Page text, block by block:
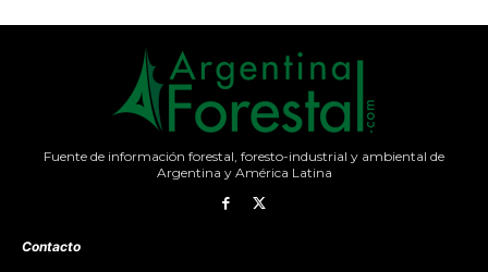
Fuente de información forestal, foresto-industrial y ambiental de
Argentina y América Latina
Contacto